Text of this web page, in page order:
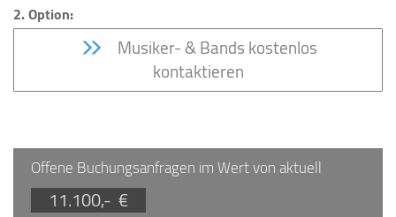
2. Option:
Musiker- & Bands kostenlos
kontaktieren
Offene Buchungsanfragen im Wert von aktuell
11.100,- €